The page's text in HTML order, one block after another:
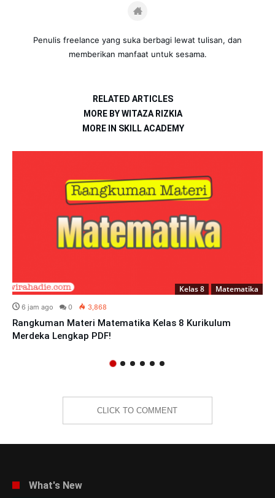
Penulis freelance yang suka berbagi lewat tulisan, dan
memberikan manfaat untuk sesama.
RELATED ARTICLES
MORE BY WITAZA RIZKIA
MORE IN SKILL ACADEMY
Kelas 8 Matematika
6 jam ago 0 3,868
Rangkuman Materi Matematika Kelas 8 Kurikulum
Merdeka Lengkap PDF!
CLICK TO COMMENT
What's New